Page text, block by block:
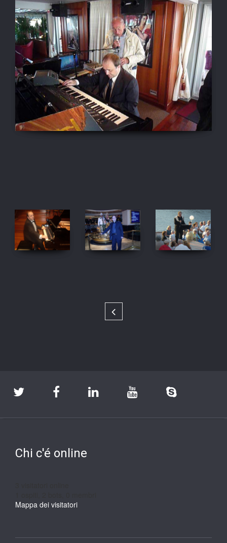
Chi c'é online
Mappa dei visitatori